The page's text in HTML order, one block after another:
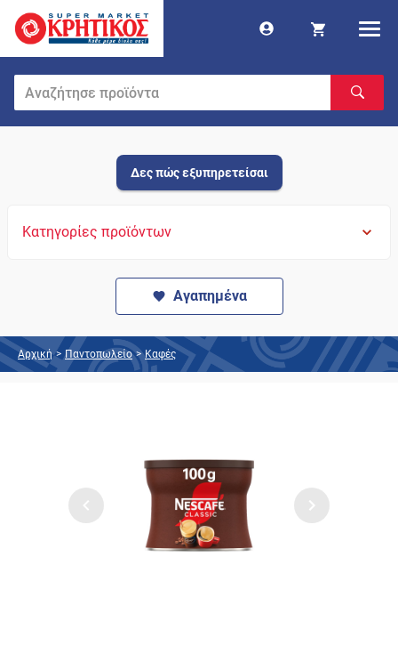
Δες πώς εξυπηρετείσαι
Κατηγορίες προϊόντων
Αγαπημένα
Αρχική > Παντοπωλείο > Καφές